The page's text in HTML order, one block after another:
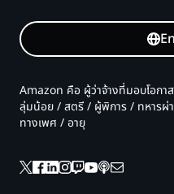
Amazon คือ ผู้ว่าจ้างที่มอบโอกา
ลุ่มน้อย / สตรี / ผู้พิการ / ทหาร
ทางเพศ / อายุ